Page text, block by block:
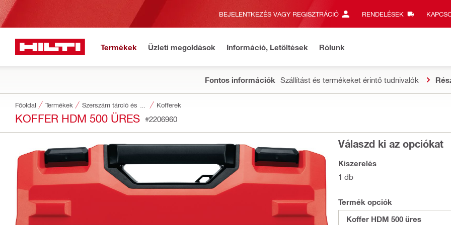
BEJELENTKEZÉS VAGY REGISZTRÁCIÓ RENDELÉSEK
Termékek Üzleti megoldások Információ, Letöltések Rólunk
Fontos információk Szállítást és termékeket érintő tudnivalók
Főoldal Termékek Kofferek
KOFFER HDM 500 ÜRES #2206960
Válaszd ki az opciókat
Kiszerelés
1 db
Termék opciók
Koffer HDM 500 üres